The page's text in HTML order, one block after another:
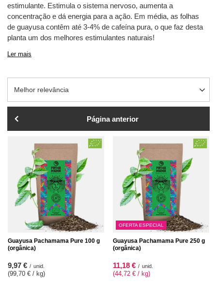
estimulante. Estimula o sistema nervoso, aumenta a
concentração e dá energia para a ação. Em média, as folhas
de guayusa contêm até 3-4% de cafeína pura, o que faz desta
planta um dos melhores estimulantes naturais!
Ler mais
Alterar a ordenação
Melhor relevância
Página anterior
Guayusa Pachamama Pure 100 g
(orgânica)
9,97 € / unid.
(99,70 € / kg)
OFERTA ESPECIAL
Guayusa Pachamama Pure 250 g
(orgânica)
11,18 € / unid.
(44,72 € / kg)